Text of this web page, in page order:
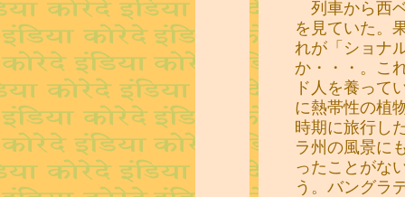
列車から西
を見ていた。
れが「ショナ
か・・・。こ
ド人を養って
に熱帯性の植
時期に旅行し
ラ州の風景に
ったことがな
う。バングラ